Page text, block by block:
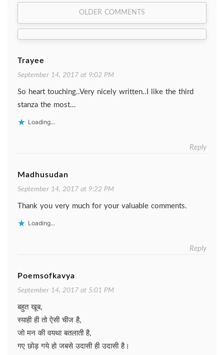
Comment
navigation
OLDER COMMENTS
Trayee
September 14, 2017 at 9:02 PM
So heart touching..Very nicely written..I like the third
stanza the most…
Loading...
Reply
Madhusudan
September 14, 2017 at 9:22 PM
Thank you very much for your valuable comments.
Loading...
Reply
Poemsofkavya
September 14, 2017 at 5:01 PM
बहुत खूब,
स्याही ही तो ऐसी चीज है,
जो मन की वयथा बतलाती है,
गए छोड़ गये हो जबसे उदासी ही उदासी है।